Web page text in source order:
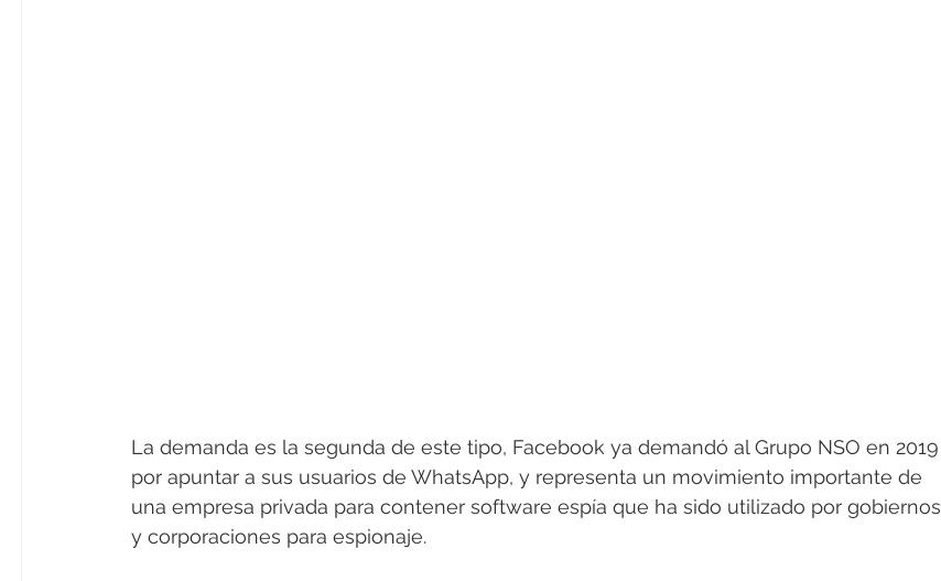
La demanda es la segunda de este tipo, Facebook ya demandó al Grupo NSO en 2019
por apuntar a sus usuarios de WhatsApp, y representa un movimiento importante de
una empresa privada para contener software espía que ha sido utilizado por gobiernos
y corporaciones para espionaje.